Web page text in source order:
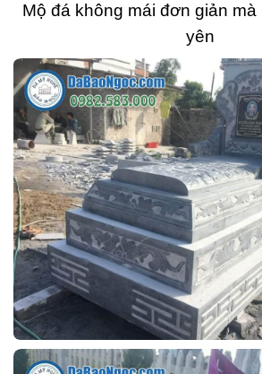
Mộ đá không mái đơn giản
yên